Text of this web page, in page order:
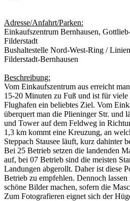
Adresse/Anfahrt/Parken:
Einkaufszentrum Bernhausen,
Filderstadt
Bushaltestelle Nord-West-Ring /
Filderstadt-Bernhausen
Beschreibung:
Vom Einkaufszentrum aus erreicht
15-20 Minuten zu Fuß und ist für
Flughafen ein beliebtes Ziel. Vom
überquert man die Plieninger Str. und
und Tower auf dem Feldweg in
1,3 km kommt eine Kreuzung, an
Steppach Stausee läuft, kurz dahinter
Bei 25 Betrieb setzen die landenden
auf, bei 07 Betrieb sind die meisten
Landungen abgerollt. Daher ist diese
Betrieb zu empfehlen. Dennoch
schöne Bilder machen, sofern die
Zum Fotografieren eignet sich der